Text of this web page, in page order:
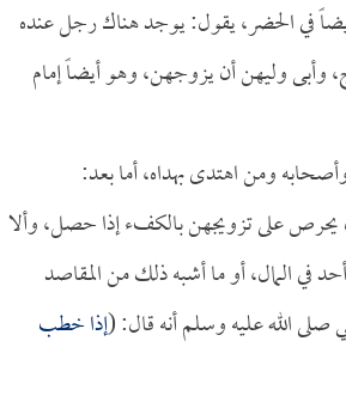
في الحضر، يقول: يوجد هناك رجل عنده
وليهن أن يزوجهن، وهو أيضاً إمام
ومن اهتدى بهداه، أما بعد:
يحرص على تزويجهن بالكفء إذا حصل، وألا
في المال، أو ما أشبه ذلك من المقاصد
صلى الله عليه وسلم أنه قال: (إذا خطب